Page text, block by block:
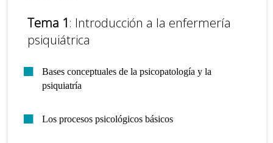
Tema 1: Introducción a la enfermería
psiquiátrica
Bases conceptuales de la psicopatología y la
psiquiatría
Los procesos psicológicos básicos